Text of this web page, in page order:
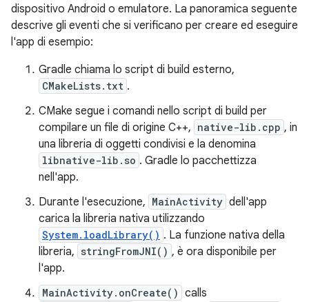
dispositivo Android o emulatore. La panoramica seguente
descrive gli eventi che si verificano per creare ed eseguire
l'app di esempio:
Gradle chiama lo script di build esterno,
CMakeLists.txt .
CMake segue i comandi nello script di build per
compilare un file di origine C++, native-lib.cpp , in
una libreria di oggetti condivisi e la denomina
libnative-lib.so . Gradle lo pacchettizza
nell'app.
Durante l'esecuzione, MainActivity dell'app
carica la libreria nativa utilizzando
System.loadLibrary() . La funzione nativa della
libreria, stringFromJNI() , è ora disponibile per
l'app.
MainActivity.onCreate() calls